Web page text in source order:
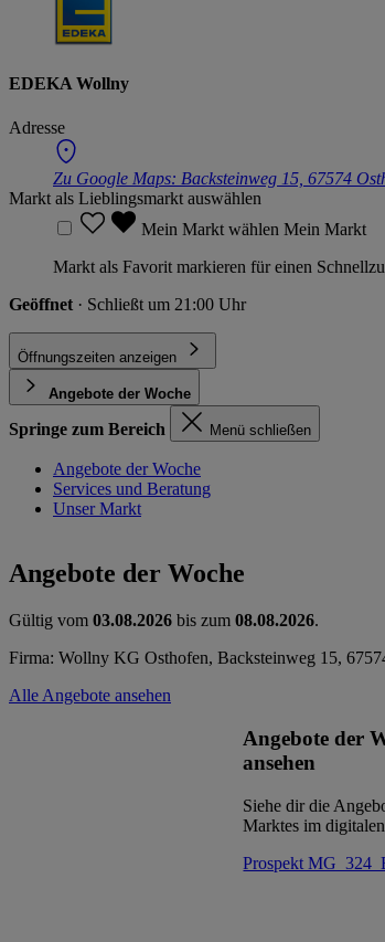
EDEKA Wollny
Adresse
Zu Google Maps: Backsteinweg 15, 67574
Markt als Lieblingsmarkt auswählen
Mein Markt wählen Mein Markt
Markt als Favorit markieren für einen
Geöffnet · Schließt um 21:00 Uhr
Öffnungszeiten anzeigen
Angebote der Woche
Springe zum Bereich Menü schließen
Angebote der Woche
Services und Beratung
Unser Markt
Angebote der Woche
Gültig vom 03.08.2026 bis zum 08.08.2026.
Firma: Wollny KG Osthofen, Backsteinweg 15,
Alle Angebote ansehen
Angebote der
ansehen
Siehe dir die
Marktes im
Prospekt